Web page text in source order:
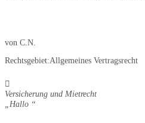
von C.N.
Rechtsgebiet:Allgemeines Vertragsrecht
Versicherung und Mietrecht
Hallo